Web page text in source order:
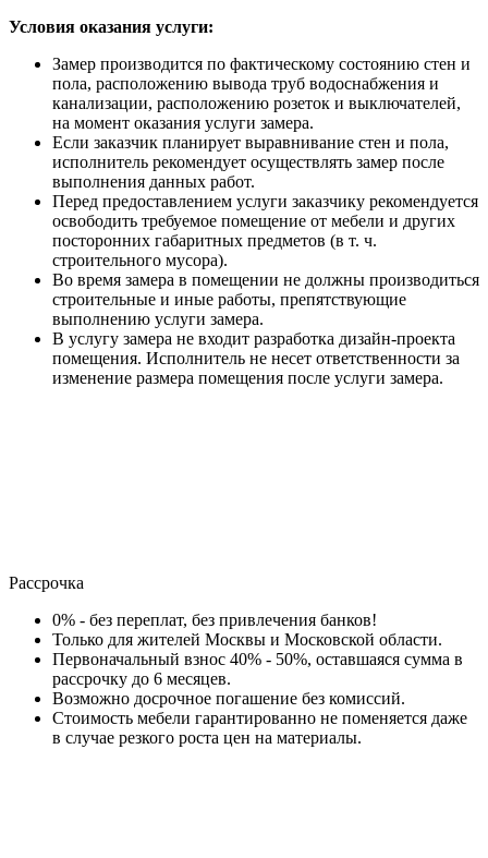
Условия оказания услуги:
Замер производится по фактическому состоянию стен и
пола, расположению вывода труб водоснабжения и
канализации, расположению розеток и выключателей,
на момент оказания услуги замера.
Если заказчик планирует выравнивание стен и пола,
исполнитель рекомендует осуществлять замер после
выполнения данных работ.
Перед предоставлением услуги заказчику рекомендуется
освободить требуемое помещение от мебели и других
посторонних габаритных предметов (в т. ч.
строительного мусора).
Во время замера в помещении не должны производиться
строительные и иные работы, препятствующие
выполнению услуги замера.
В услугу замера не входит разработка дизайн-проекта
помещения. Исполнитель не несет ответственности за
изменение размера помещения после услуги замера.
Рассрочка
0% - без переплат, без привлечения банков!
Только для жителей Москвы и Московской области.
Первоначальный взнос 40% - 50%, оставшаяся сумма в
рассрочку до 6 месяцев.
Возможно досрочное погашение без комиссий.
Стоимость мебели гарантированно не поменяется даже
в случае резкого роста цен на материалы.